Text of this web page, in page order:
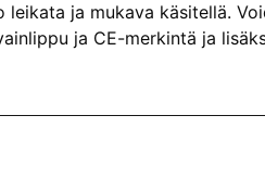
ja mukava käsitellä.
ja CE-merkintä ja